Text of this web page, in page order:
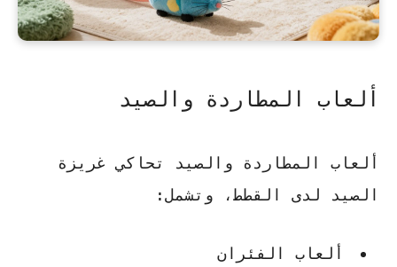
ألعاب المطاردة والصيد
ألعاب المطاردة والصيد تحاكي غريزة
الصيد لدى القطط، وتشمل:
ألعاب الفئران